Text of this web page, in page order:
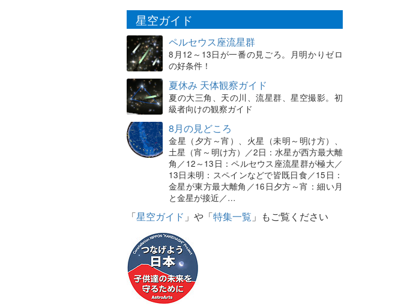
星空ガイド
ペルセウス座流星群
8月12～13日が一番の見ごろ。月明かりゼロ
の好条件！
夏休み 天体観察ガイド
夏の大三角、天の川、流星群、星空撮影。初
級者向けの観察ガイド
8月の見どころ
金星（夕方～宵）、火星（未明～明け方）、
土星（宵～明け方）／2日：水星が西方最大離
角／12～13日：ペルセウス座流星群が極大／
13日未明：スペインなどで皆既日食／15日：
金星が東方最大離角／16日夕方～宵：細い月
と金星が接近／…
「星空ガイド 」や「特集一覧 」もご覧ください